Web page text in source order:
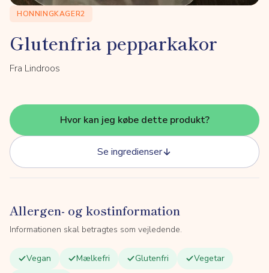
HONNINGKAGER2
Glutenfria pepparkakor
Fra Lindroos
Hvor kan jeg købe dette produkt?
Se ingredienser
Allergen- og kostinformation
Informationen skal betragtes som vejledende.
Vegan Mælkefri Glutenfri
Vegetar